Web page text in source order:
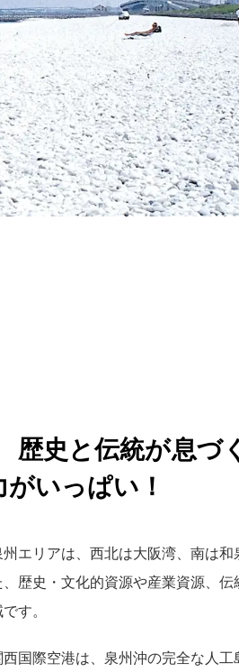
歴史と伝統が息づ
いっぱい！
エリアは、西北は大阪湾、南は
歴史・文化的資源や産業資源、
す。
国際空港は、泉州沖の完全な人